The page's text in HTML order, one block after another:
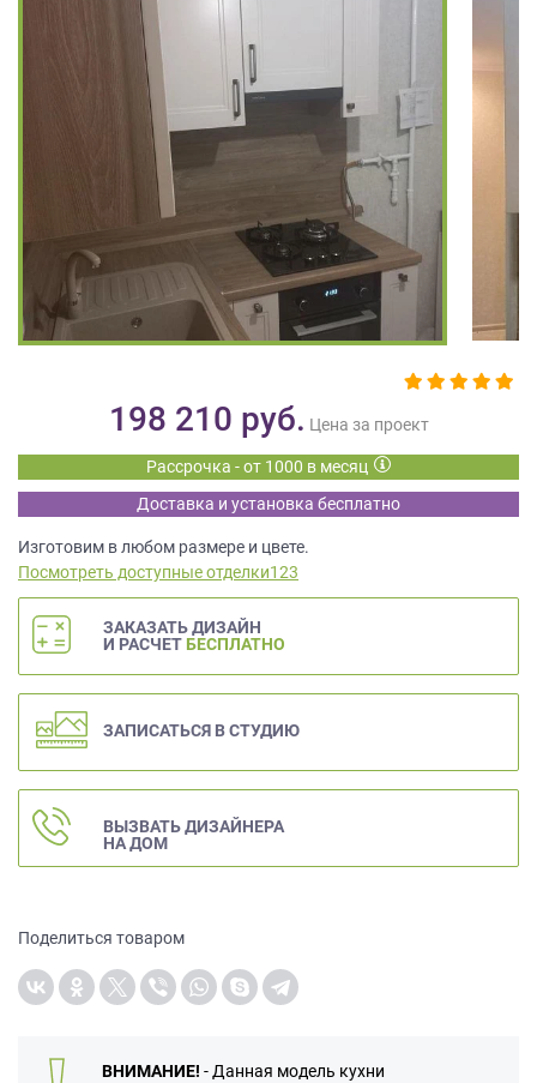
198 210 руб. Цена за проект
Рассрочка - от 1000 в месяц
Доставка и установка бесплатно
Изготовим в любом размере и цвете.
Посмотреть доступные отделки123
ЗАКАЗАТЬ ДИЗАЙН
И РАСЧЕТ БЕСПЛАТНО
ЗАПИСАТЬСЯ В СТУДИЮ
ВЫЗВАТЬ ДИЗАЙНЕРА
НА ДОМ
Поделиться товаром
ВНИМАНИЕ! - Данная модель кухни
Согласие
персональных
метрическими
программами
обработки
персональных
данных.